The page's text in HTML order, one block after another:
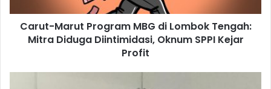
Carut-Marut Program MBG di Lombok Tengah:
Mitra Diduga Diintimidasi, Oknum SPPI Kejar
Profit